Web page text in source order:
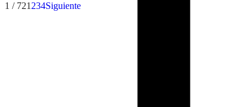
1 / 721 234Siguiente